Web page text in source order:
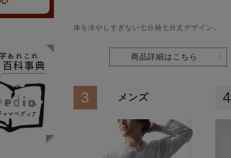
体を冷やしすぎない七分袖七分丈デザイン。
商品詳細はこちら
3 メンズ 4